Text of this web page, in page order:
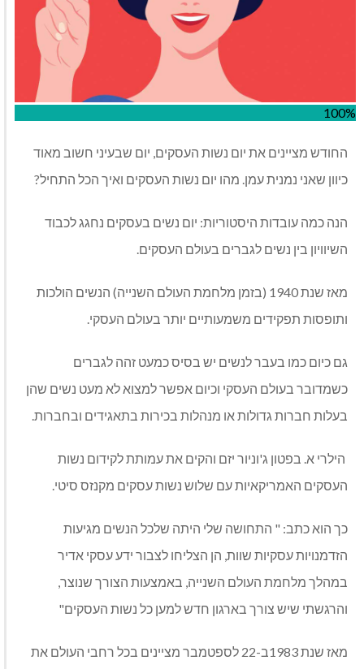
100%
החודש מציינים את יום נשות העסקים, יום שבעיני חשוב מאוד
כיוון שאני נמנית עמן. מהו יום נשות העסקים ואיך הכל התחיל?
הנה כמה עובדות היסטוריות: יום נשים בעסקים נחגג לכבוד
השיוויון בין נשים לגברים בעולם העסקים.
מאז שנת 1940 (בזמן מלחמת העולם השנייה) הנשים הולכות
ותופסות תפקידים משמעותיים יותר בעולם העסקי.
גם כיום כמו בעבר לנשים יש בסיס כמעט זהה לגברים
כשמדובר בעולם העסקי וכיום אפשר למצוא לא מעט נשים שהן
בעלות חברות גדולות או מנהלות בכירות בתאגידים ובחברות.
הילרי א. בפטון ג'וניור יזם והקים את עמותת לקידום נשות
העסקים האמריקאיות עם שלוש נשות עסקים מקנזס סיטי.
כך הוא כתב: " התחושה שלי היתה שלכל הנשים מגיעות
הזדמנויות עסקיות שוות, הן הצליחו לצבור ידע עסקי אדיר
במהלך מלחמת העולם השנייה, באמצעות הצורך שנוצר,
והרגשתי שיש צורך בארגון חדש למען כל נשות העסקים"
מאז שנת 1983ב-22 לספטמבר מציינים בכל רחבי העולם את